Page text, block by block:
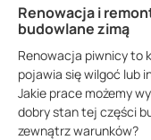
Renowacja i
budowlane zimą
Renowacja piwnicy to
pojawia się wilgoć lub
Jakie prace możemy
dobry stan tej części
zewnątrz warunków?